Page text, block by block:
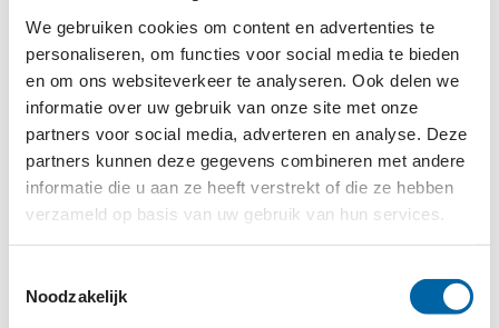
We gebruiken cookies om content en advertenties te
personaliseren, om functies voor social media te bieden
en om ons websiteverkeer te analyseren. Ook delen we
informatie over uw gebruik van onze site met onze
partners voor social media, adverteren en analyse. Deze
partners kunnen deze gegevens combineren met andere
informatie die u aan ze heeft verstrekt of die ze hebben
verzameld op basis van uw gebruik van hun services.
Noodzakelijk
TOEZEGGINGEN VAN
SUPERMARKTEN NIET ZICHTBAAR
IN PRAKTIJK
In 2018 maakten supermarkten binnen het
Nationaal Preventieakkoord afspraken met de
overheid om gezond eten en drinken te stimuleren.
Uit de nieuwste metingen blijkt dat het merendeel
van het aanbod nog steeds ongezond is. Wel is het
bemoedigend dat bijna alle supermarkten voor het
eerst concrete doelen stellen om het aandeel Schijf